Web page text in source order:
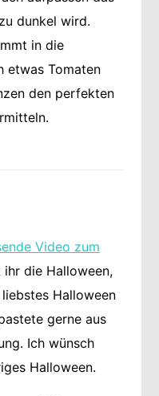
dunkel wird.
in die
etwas Tomaten
den perfekten
Video zum
die Halloween,
Halloween
gerne aus
Ich wünsch
Halloween.